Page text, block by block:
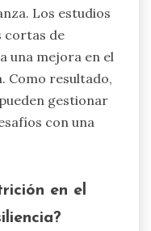
Los estudios
cortas de
una mejora en el
Como resultado,
gestionar
con una
en el